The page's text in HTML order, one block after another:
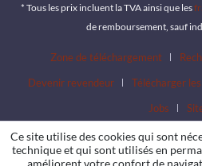
* Tous les prix incluent la TVA ainsi que les
de remboursement, sauf
Zone de téléchargement
Devenir revendeur
Télécharger
Jobs
Ce site utilise des cookies qui sont
technique et qui sont utilisés en
améliorent votre confort de